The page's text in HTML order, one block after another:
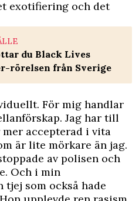
exotifiering och det
du Black Lives
rörelsen från Sverige
För mig handlar
Jag har till
accepterad i vita
är lite mörkare än jag.
av polisen och
Och i min
tjej som också hade